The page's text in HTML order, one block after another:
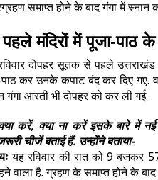
समाप्त होने के बाद गंगा में स्नान
मंदिरों में पूजा-पाठ के
दोपहर सूतक से पहले
कर उनके कपाट बंद कर दिए गए.
गंगा आरती भी दोपहर को कर ली गई.
करें, क्या ना करें इसके बारे में नई
चीजें बताई हैं. उन्होंने बताया-
यह रविवार की रात को 9 बजकर
वाला है. ग्रहण के समाप्‍त होने के